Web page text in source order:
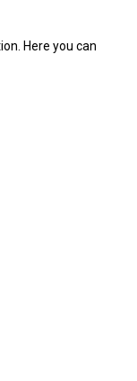
Here you can